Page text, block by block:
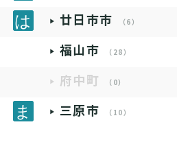
廿日市市 （6）
福山市 （28）
府中町 （0）
三原市 （10）